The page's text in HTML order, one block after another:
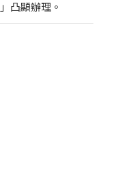
凸顯辦理。